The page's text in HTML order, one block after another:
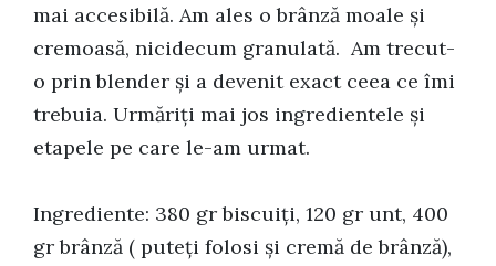
mai accesibilă. Am ales o brânză moale și
cremoasă, nicidecum granulată. Am trecut-
o prin blender și a devenit exact ceea ce îmi
trebuia. Urmăriți mai jos ingredientele și
etapele pe care le-am urmat.
Ingrediente: 380 gr biscuiți, 120 gr unt, 400
gr brânză ( puteți folosi și cremă de brânză),